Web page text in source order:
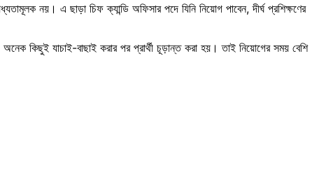
নয়। এ ছাড়া চিফ ক্যান্ডি অফিসার পদে যিনি নিয়োগ পাবেন, দীর্ঘ প্রশিক্ষণের
কিছুই যাচাই-বাছাই করার পর প্রার্থী চূড়ান্ত করা হয়। তাই নিয়োগের সময় বেশি